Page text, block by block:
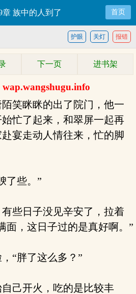
章 族中的人到了 首页
报错
关灯
护眼
下一页 进书架
笑眯眯的出了院门，他一
忙了起来，和翠屏一起再
宴走动人情往来，忙的脚
了些。”
些日子没见辛安了，拉着
面，这日子过的是真好啊。”
“胖了这么多？”
己开火，吃的是比较丰